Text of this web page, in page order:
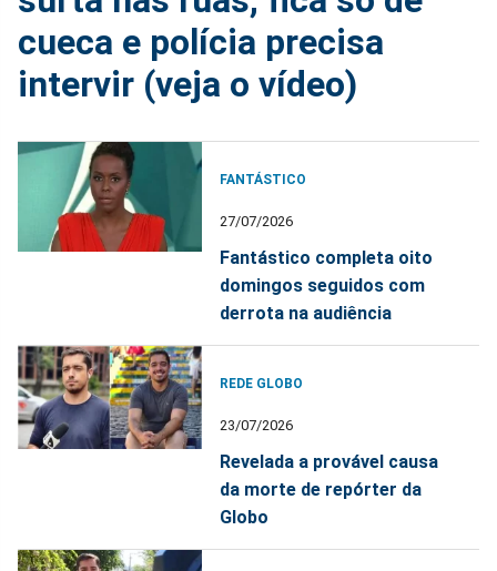
cueca e polícia precisa
intervir (veja o vídeo)
FANTÁSTICO
27/07/2026
Fantástico completa oito
domingos seguidos com
derrota na audiência
REDE GLOBO
23/07/2026
Revelada a provável causa
da morte de repórter da
Globo